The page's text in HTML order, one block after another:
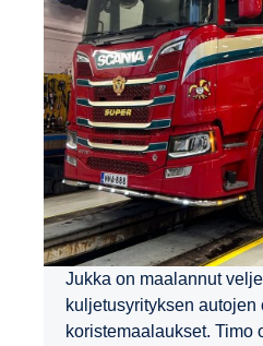
Jukka on maalannut
kuljetusyrityksen autojen
koristemaalaukset. Timo